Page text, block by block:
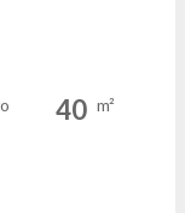
40 m²